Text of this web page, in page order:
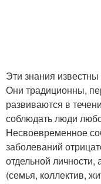
Эти знания
Они традиционны,
развиваются в
соблюдать люди
Несвоевременное
заболеваний
отдельной
(семья, коллектив,